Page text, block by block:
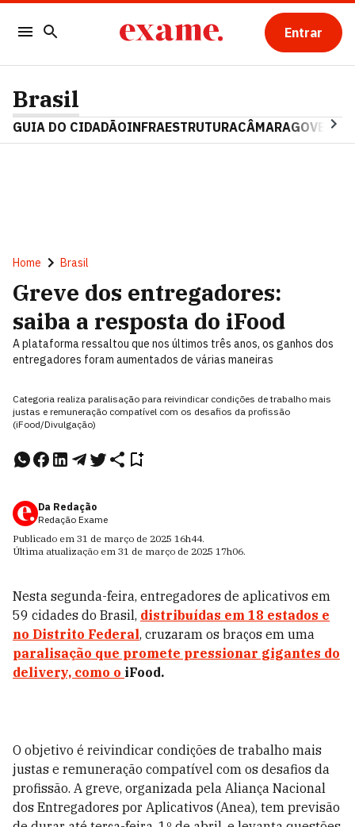
Entrar
Brasil
GUIA DO CIDADÃOINFRAESTRUTURACÂMARAGOVERNO
Home Brasil
Greve dos entregadores:
saiba a resposta do iFood
A plataforma ressaltou que nos últimos três anos, os ganhos dos
entregadores foram aumentados de várias maneiras
Categoria realiza paralisação para reivindicar condições de trabalho mais
justas e remuneração compatível com os desafios da profissão
(iFood/Divulgação)
Da Redação
Redação Exame
Publicado em 31 de março de 2025 16h44.
Última atualização em 31 de março de 2025 17h06.
Nesta segunda-feira, entregadores de aplicativos em
59 cidades do Brasil, distribuídas em 18 estados e
no Distrito Federal, cruzaram os braços em uma
paralisação que promete pressionar gigantes do
delivery, como o iFood.
O objetivo é reivindicar condições de trabalho mais
justas e remuneração compatível com os desafios da
profissão. A greve, organizada pela Aliança Nacional
dos Entregadores por Aplicativos (Anea), tem previsão